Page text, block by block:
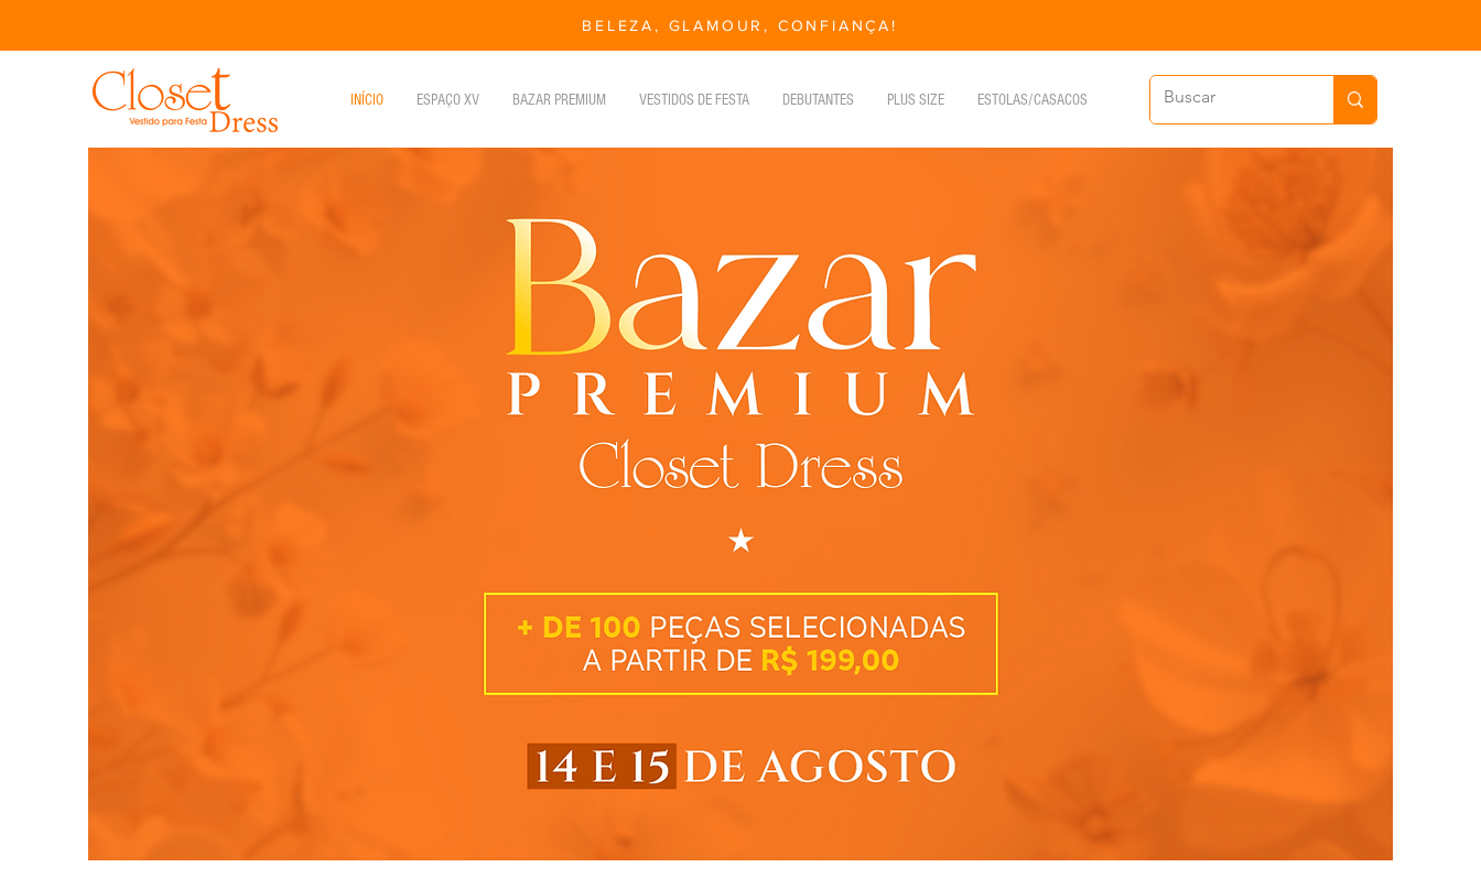
BELEZA, GLAMOUR, CONFIANÇA!
INÍCIO ESPAÇO XV BAZAR PREMIUM VESTIDOS DE FESTA DEBUTANTES PLUS SIZE ESTOLAS/CASACOS